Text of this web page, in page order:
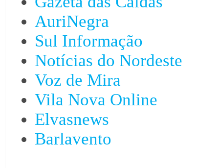
AuriNegra
Sul Informação
Notícias do Nordeste
Voz de Mira
Vila Nova Online
Elvasnews
Barlavento